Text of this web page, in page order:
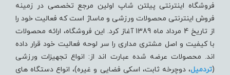
فروشگاه اینترنتی پیلتن شاپ اولین مرجع تخصصی در زمینه
فروش اینترنتی محصولات ورزشی و ماساژ است که فعالیت خود را
از تاریخ 4 مرداد ماه 1389 آغاز کرد. این فروشگاه، ارائه محصولات
با کیفیت و اصل مشتری مداری را سر لوحه فعالیت خود قرار داده
اند. محصولات عرضه شده عبارت اند از: انواع تجهیزات ورزشی
(تردميل، دوچرخه ثابت، اسکی فضایی و غیره)، انواع دستگاه های